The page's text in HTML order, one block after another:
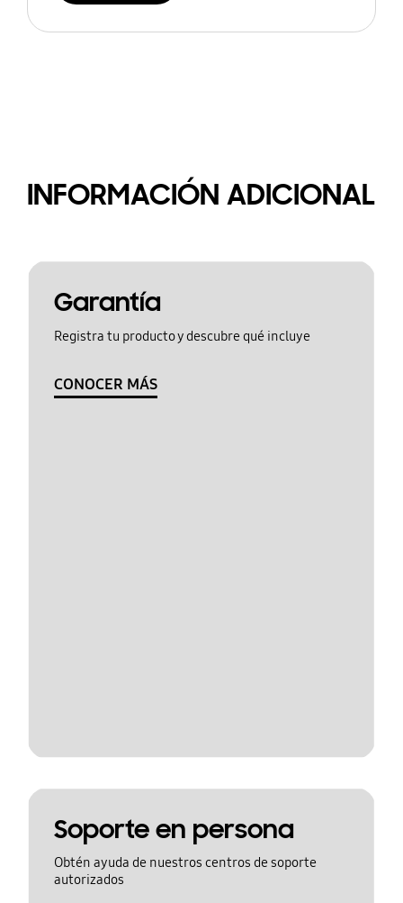
INFORMACIÓN ADICIONAL
Garantía
Registra tu producto y descubre qué incluye
CONOCER MÁS
Soporte en persona
Obtén ayuda de nuestros centros de soporte
autorizados